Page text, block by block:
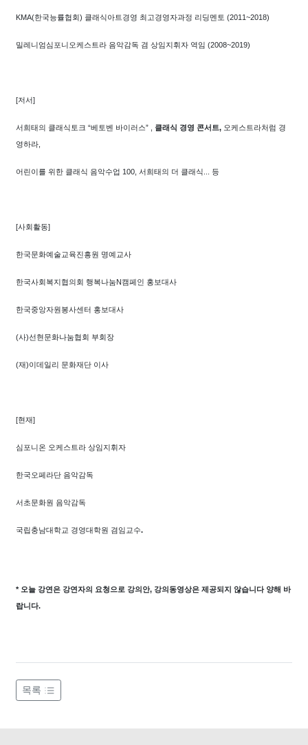
KMA(한국능률협회) 클래식아트경영 최고경영자과정 리딩멘토 (2011~2018)
밀레니엄심포니오케스트라 음악감독 겸 상임지휘자 역임 (2008~2019)
[저서]
서희태의 클래식토크 “베토벤 바이러스” , 클래식 경영 콘서트, 오케스트라처럼 경
영하라,
어린이를 위한 클래식 음악수업 100, 서희태의 더 클래식... 등
[사회활동]
한국문화예술교육진흥원 명예교사
한국사회복지협의회 행복나눔N캠페인 홍보대사
한국중앙자원봉사센터 홍보대사
(사)선현문화나눔협회 부회장
(재)이데일리 문화재단 이사
[현재]
심포니온 오케스트라 상임지휘자
한국오페라단 음악감독
서초문화원 음악감독
국립충남대학교 경영대학원 겸임교수.
* 오늘 강연은 강연자의 요청으로 강의안, 강의동영상은 제공되지 않습니다 양해 바
랍니다.
목록